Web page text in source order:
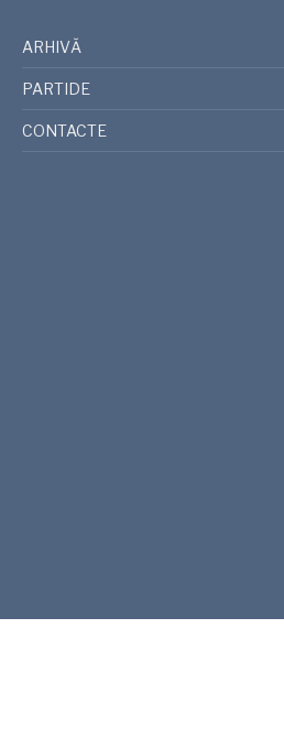
ARHIVĂ
PARTIDE
CONTACTE